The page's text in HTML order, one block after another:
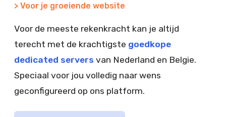
> Voor je groeiende website
Voor de meeste rekenkracht kan je altijd
terecht met de krachtigste goedkope
dedicated servers van Nederland en Belgie.
Speciaal voor jou volledig naar wens
geconfigureerd op ons platform.